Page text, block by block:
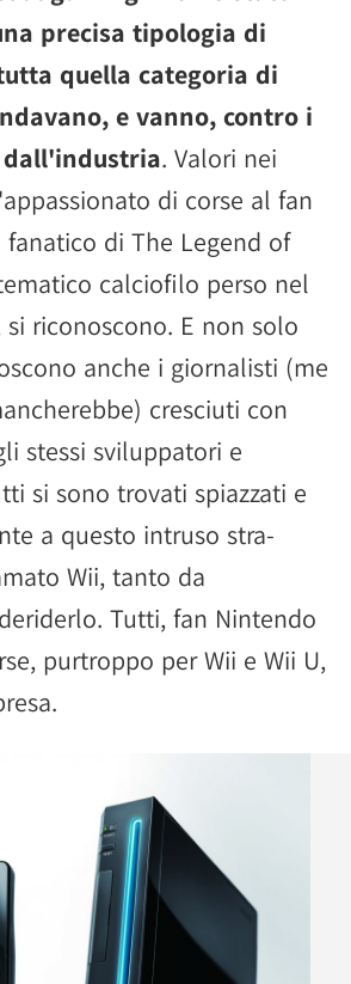
precisa tipologia di
quella categoria di
e vanno, contro i
. Valori nei
di corse al fan
di The Legend of
calciofilo perso nel
si riconoscono. E non solo
anche i giornalisti (me
cresciuti con
stessi sviluppatori e
si sono trovati spiazzati e
a questo intruso stra-
Wii, tanto da
Tutti, fan Nintendo
purtroppo per Wii e Wii U,